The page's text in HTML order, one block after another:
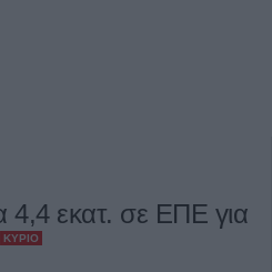
4,4 εκατ. σε ΕΠΕ για
ΚΎΡΙΟ